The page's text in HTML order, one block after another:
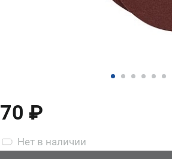
70 ₽
Нет в наличии